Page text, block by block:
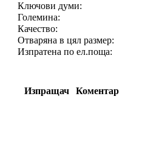
Ключови думи:
Големина:
Качество:
Отваряна в цял размер:
Изпратена по ел.поща:
Изпращач Коментар